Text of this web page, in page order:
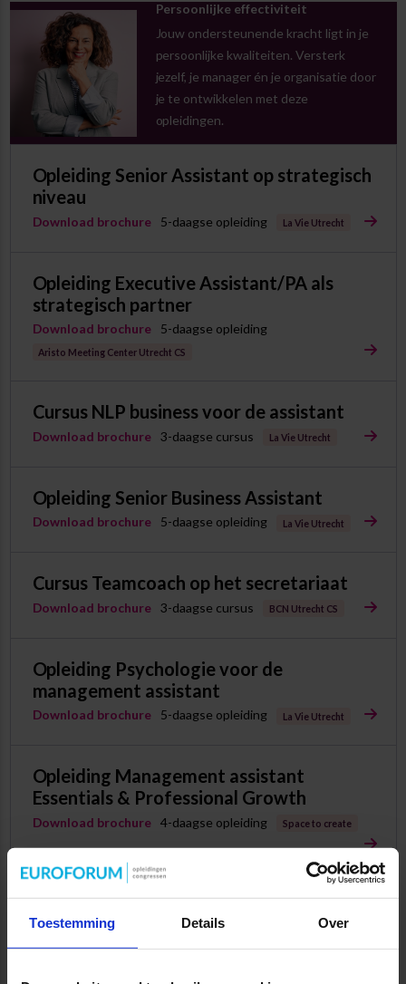
Toestemming Details Over
Persoonlijke effectiviteit
Jouw ondersteunende kracht ligt in je
persoonlijke kwaliteiten. Versterk
jezelf, je manager én je organisatie door
je te ontwikkelen met deze
opleidingen.
Opleiding Senior Assistant op strategisch
niveau
Download brochure 5-daagse opleiding La Vie Utrecht
Opleiding Executive Assistant/PA als
strategisch partner
Download brochure 5-daagse opleiding
Aristo Meeting Center Utrecht CS
Cursus NLP business voor de assistant
Download brochure 3-daagse cursus La Vie Utrecht
Opleiding Senior Business Assistant
Download brochure 5-daagse opleiding La Vie Utrecht
Cursus Teamcoach op het secretariaat
Download brochure 3-daagse cursus BCN Utrecht CS
Opleiding Psychologie voor de
management assistant
Download brochure 5-daagse opleiding La Vie Utrecht
Opleiding Management assistant
Essentials & Professional Growth
Download brochure 4-daagse opleiding Space to create
Cursus strategische heidagen
Download brochure 2-daagse cursus Hotel ’t Paviljoen